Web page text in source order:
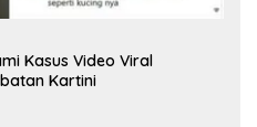
Kasus Video Viral
Kartini